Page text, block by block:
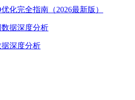
化完全指南（2026最新版）
据深度分析